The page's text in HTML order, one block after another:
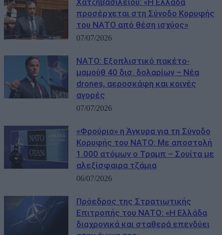
προσέρχεται στη Σύνοδο Κορυφής
του ΝΑΤΟ από θέση ισχύος»
07/07/2026
μαμούθ 40 δισ. δολαρίων – Νέα
drones, αεροσκάφη και κοινές
αγορές
07/07/2026
Κορυφής του ΝΑΤΟ: Με αποστολή
1.000 ατόμων ο Τραμπ – Σουίτα με
αλεξίσφαιρα τζάμια
06/07/2026
Επιτροπής του ΝΑΤΟ: «Η Ελλάδα
διαχρονικά και σταθερά επενδύει
στην άμυνα της»